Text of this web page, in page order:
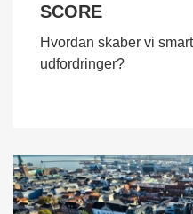
SCORE
Hvordan skaber vi
udfordringer?